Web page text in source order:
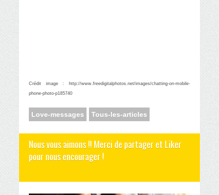
Crédit image : http://www.freedigitalphotos.net/images/chatting-on-mobile-
phone-photo-p185740
Love-messages Tous-les-articles
Nous vous aimons !! Merci de partager et Liker
pour nous encourager !